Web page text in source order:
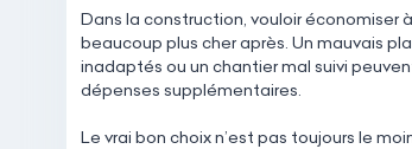
Dans la construction, vouloiréconomiserà
beaucoup plus cheraprès. Un mauvais
inadaptés ou un chantiermal suivi
dépenses supplémentaires.
Le vrai bon choixn’est pas toujours le